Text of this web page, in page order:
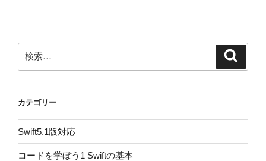
索:
カテゴリー
Swift5.1版対応
コードを学ぼう1 Swiftの基本